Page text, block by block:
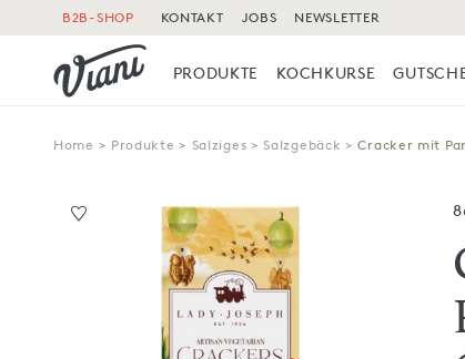
B2B-SHOP KONTAKT JOBS NEWSLETTER
PRODUKTE KOCHKURSE
Home > Produkte > Salziges >Salzgebäck >Cracker mit